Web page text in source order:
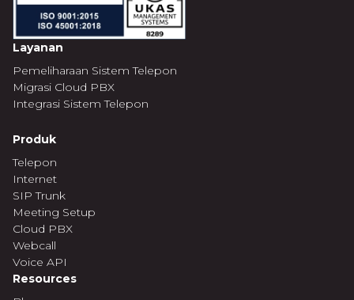
Layanan
Pemeliharaan Sistem Telepon
Migrasi Cloud PBX
Integrasi Sistem Telepon
Produk
Telepon
Internet
SIP Trunk
Meeting Setup
Cloud PBX
Webcall
Voice API
Resources